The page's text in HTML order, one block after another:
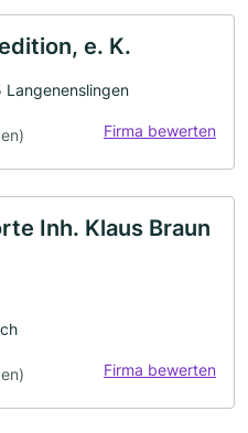
e. K.
Firma bewerten
Inh. Klaus Braun
Firma bewerten